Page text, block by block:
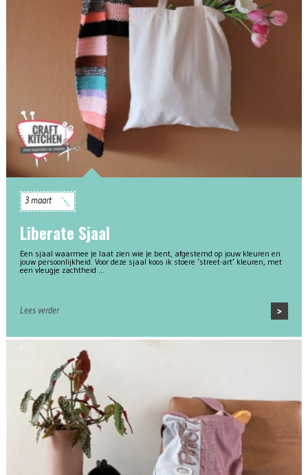
3 maart
Liberate Sjaal
Een sjaal waarmee je laat zien wie je bent, afgestemd op jouw kleuren en
jouw persoonlijkheid. Voor deze sjaal koos ik stoere ‘street-art’ kleuren, met
een vleugje zachtheid …
Lees verder